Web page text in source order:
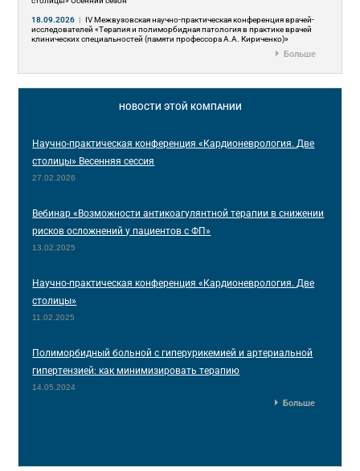
18.09.2026 | IV Межвузовская научно-практическая конференция врачей-
исследователей «Терапия и полиморбидная патология в практике врачей
клинических специальностей (памяти профессора А.А. Кириченко)»
Больше
НОВОСТИ ЭТОЙ КОМПАНИИ
Научно-практическая конференция «Кардионеврология. Две
столицы» Весенняя сессия
27.02.2026
Вебинар «Возможности антикоагулянтной терапии в снижении
рисков осложнений у пациентов с ФП»
13.02.2025
Научно-практическая конференция «Кардионеврология. Две
столицы»
11.02.2025
Полиморбидный больной с гиперурикемией и артериальной
гипертензией: как минимизировать терапию
14.05.2024
Больше